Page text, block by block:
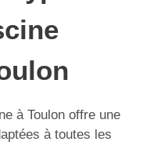
à Toulon offre une
à toutes les